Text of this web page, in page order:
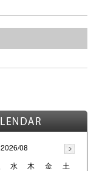
2026/08
水 木 金
土